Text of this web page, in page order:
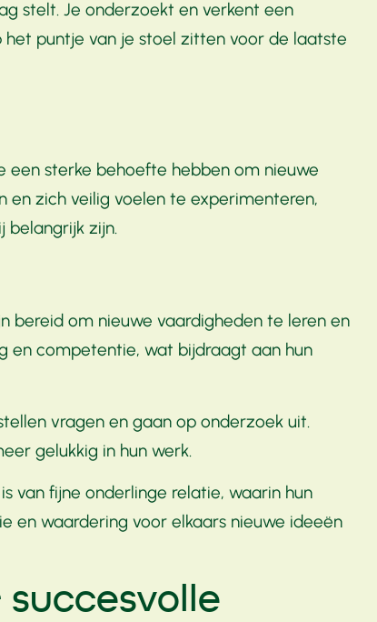
stelt. Je onderzoekt en verkent een
puntje van je stoel zitten voor de laatste
sterke behoefte hebben om nieuwe
en zich veilig voelen te experimenteren,
belangrijk zijn.
bereid om nieuwe vaardigheden te leren en
en competentie, wat bijdraagt aan hun
vragen en gaan op onderzoek uit.
gelukkig in hun werk.
van fijne onderlinge relatie, waarin hun
en waardering voor elkaars nieuwe ideeën